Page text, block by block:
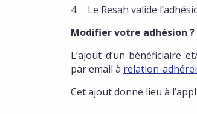
4. Le Resah valide
Modifier votre adhésion
L’ajout d’un bénéficiaire
par email à relation-
Cet ajout donne lieu à